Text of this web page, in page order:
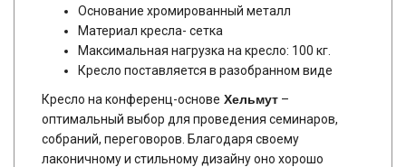
Основание хромированный металл
Материал кресла- сетка
Максимальная нагрузка на кресло: 100 кг.
Кресло поставляется в разобранном виде
Кресло на конференц-основе Хельмут –
оптимальный выбор для проведения семинаров,
собраний, переговоров. Благодаря своему
лаконичному и стильному дизайну оно хорошо